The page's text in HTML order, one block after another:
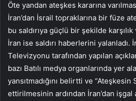
Öte yandan ateşkes kararına
İran’dan İsrail topraklarına bir füze
bu saldırıya güçlü bir şekilde karşılık
İran ise saldırı haberlerini yalanladı.
Televizyonu tarafından yapılan
bazı Batılı medya organlarında yer
yansıtmadığını belirtti ve
ettirilmesinin ardından İran’dan işgal